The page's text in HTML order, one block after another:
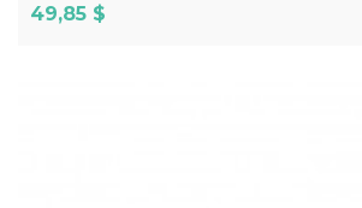
Prix
49,85 $